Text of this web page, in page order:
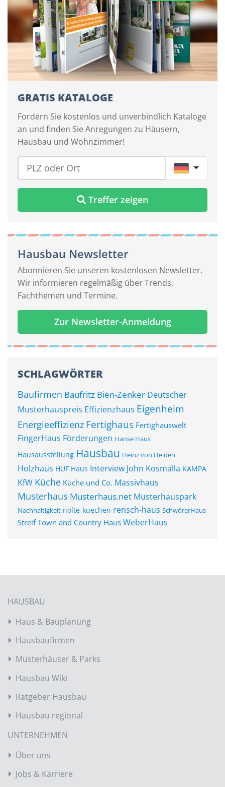
GRATIS KATALOGE
Fordern Sie kostenlos und unverbindlich Kataloge
an und finden Sie Anregungen zu Häusern,
Hausbau und Wohnzimmer!
DE
Treffer zeigen
Hausbau Newsletter
Abonnieren Sie unseren kostenlosen Newsletter.
Wir informieren regelmäßig über Trends,
Fachthemen und Termine.
Zur Newsletter-Anmeldung
SCHLAGWÖRTER
Baufirmen Baufritz Bien-Zenker Deutscher
Musterhauspreis Effizienzhaus Eigenheim
Energieeffizienz Fertighaus Fertighauswelt
FingerHaus Förderungen Hanse Haus
Hausausstellung Hausbau Heinz von Heiden
Holzhaus HUF Haus Interview John Kosmalla KAMPA
KfW Küche Küche und Co. Massivhaus
Musterhaus Musterhaus.net Musterhauspark
Nachhaltigkeit nolte-kuechen rensch-haus SchwörerHaus
Streif Town and Country Haus WeberHaus
HAUSBAU
Haus & Bauplanung
Hausbaufirmen
Musterhäuser & Parks
Hausbau Wiki
Ratgeber Hausbau
Hausbau regional
UNTERNEHMEN
Über uns
Jobs & Karriere